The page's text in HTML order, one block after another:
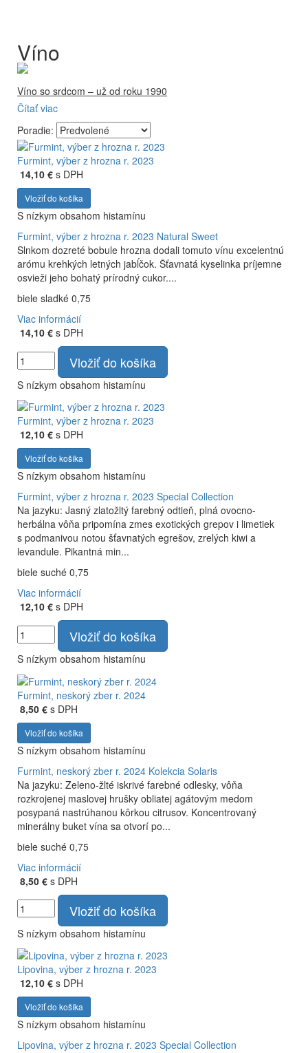
Víno
Víno so srdcom – už od roku 1990
Firma Ostrožovič je najstaršou privátnou firmou na
slovenskom Tokaji.
Vyrábame kvalitné odrodové a výberové vína. Ako prví sme
priniesli na slovenský trh sólo spracované vína z tokajských
odrôd Furmint, Lipovina a Muškát žltý reduktívnou
technológiou. Hrozno spracúvame najmodernejšími
technológiami, vrátane riadenej fermentácie.
Čítať viac
Poradie:
Furmint, výber z hrozna r. 2023
14,10 € s DPH
Vložiť do košíka
S nízkym obsahom histamínu
Furmint, výber z hrozna r. 2023 Natural Sweet
Slnkom dozreté bobule hrozna dodali tomuto vínu excelentnú
arómu krehkých letných jabĺčok. Šťavnatá kyselinka príjemne
osvieži jeho bohatý prírodný cukor....
biele sladké 0,75
Viac informácií
14,10 € s DPH
Vložiť do košíka
S nízkym obsahom histamínu
Furmint, výber z hrozna r. 2023
12,10 € s DPH
Vložiť do košíka
S nízkym obsahom histamínu
Furmint, výber z hrozna r. 2023 Special Collection
Na jazyku: Jasný zlatožltý farebný odtieň, plná ovocno-
herbálna vôňa pripomína zmes exotických grepov i limetiek
s podmanivou notou šťavnatých egrešov, zrelých kiwi a
levandule. Pikantná min...
biele suché 0,75
Viac informácií
12,10 € s DPH
Vložiť do košíka
S nízkym obsahom histamínu
Furmint, neskorý zber r. 2024
8,50 € s DPH
Vložiť do košíka
S nízkym obsahom histamínu
Furmint, neskorý zber r. 2024 Kolekcia Solaris
Na jazyku: Zeleno-žlté iskrivé farebné odlesky, vôňa
rozkrojenej maslovej hrušky obliatej agátovým medom
posypaná nastrúhanou kôrkou citrusov. Koncentrovaný
minerálny buket vína sa otvorí po...
biele suché 0,75
Viac informácií
8,50 € s DPH
Vložiť do košíka
S nízkym obsahom histamínu
Lipovina, výber z hrozna r. 2023
12,10 € s DPH
Vložiť do košíka
S nízkym obsahom histamínu
Lipovina, výber z hrozna r. 2023 Special Collection